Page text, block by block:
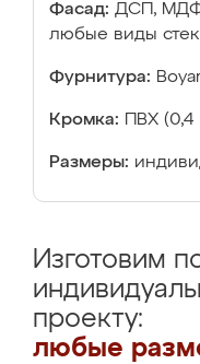
Фасад: ДСП, МДФ
любые виды
Фурнитура:
Кромка: ПВХ
Размеры:
Изготовим
проекту:
любые